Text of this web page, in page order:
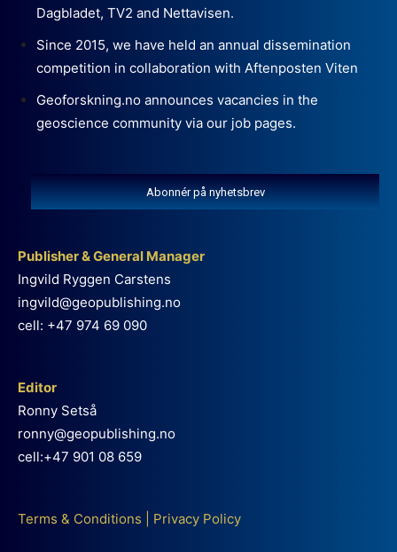
Dagbladet, TV2 and Nettavisen.
Since 2015, we have held an annual dissemination
competition in collaboration with Aftenposten Viten
Geoforskning.no announces vacancies in the
geoscience community via our job pages.
Abonnér på nyhetsbrev
Publisher & General Manager
Ingvild Ryggen Carstens
ingvild@geopublishing.no
cell: +47 974 69 090
Editor
Ronny Setså
ronny@geopublishing.no
cell:+47 901 08 659
Terms & Conditions Privacy Policy